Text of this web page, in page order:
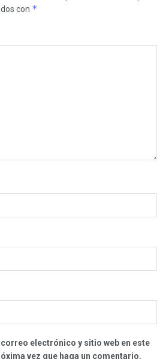
con *
electrónico y sitio web en este
vez que haga un comentario.